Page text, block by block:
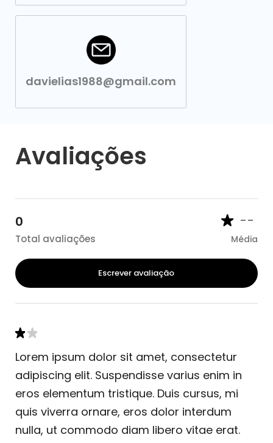
davielias1988@gmail.com
Avaliações
0
Total avaliações
--
Média
Escrever avaliação
Lorem ipsum dolor sit amet, consectetur
adipiscing elit. Suspendisse varius enim in
eros elementum tristique. Duis cursus, mi
quis viverra ornare, eros dolor interdum
nulla, ut commodo diam libero vitae erat.